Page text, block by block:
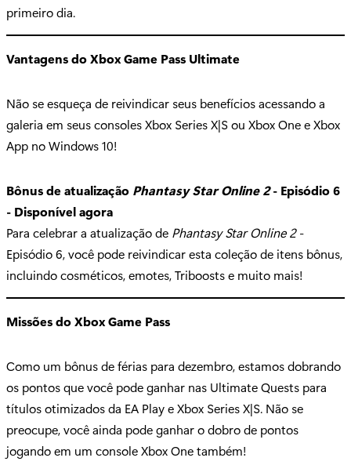
primeiro dia.
Vantagens do Xbox Game Pass Ultimate
Não se esqueça de reivindicar seus benefícios acessando a
galeria em seus consoles Xbox Series X|S ou Xbox One e Xbox
App no Windows 10!
Bônus de atualização Phantasy Star Online 2- Episódio 6
- Disponível agora
Para celebrar a atualização de Phantasy Star Online 2-
Episódio 6, você pode reivindicar esta coleção de itens bônus,
incluindo cosméticos, emotes, Triboosts e muito mais!
Missões do Xbox Game Pass
Como um bônus de férias para dezembro, estamos dobrando
os pontos que você pode ganhar nas Ultimate Quests para
títulos otimizados da EA Play e Xbox Series X|S. Não se
preocupe, você ainda pode ganhar o dobro de pontos
jogando em um console Xbox One também!